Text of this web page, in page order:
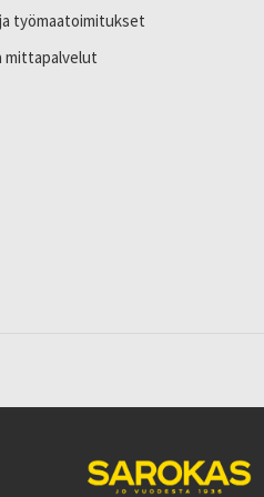
työmaatoimitukset
mittapalvelut